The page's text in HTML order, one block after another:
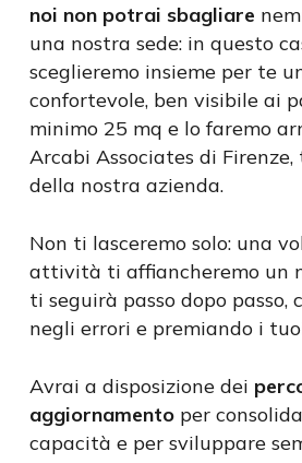
noi non potrai sbagliare
una nostra sede: in questo
sceglieremo insieme per te
confortevole, ben visibile ai
minimo 25 mq e lo faremo
Arcabi Associates di
della nostra azienda.
Non ti lasceremo solo: una
attività ti affiancheremo un
ti seguirà passo dopo passo,
negli errori e premiando i
Avrai a disposizione dei
aggiornamento per
capacità e per sviluppare